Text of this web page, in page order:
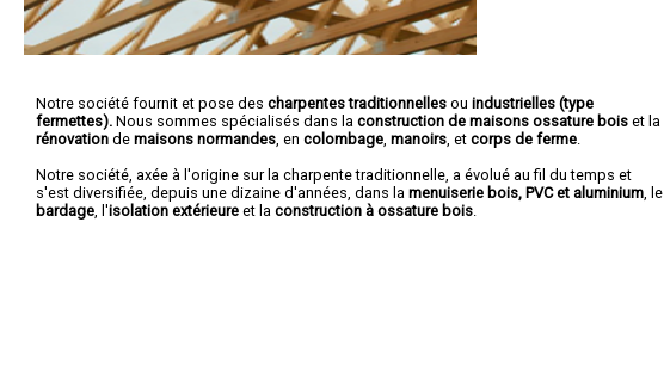
Notre société fournit et pose des charpentes traditionnelles ou industrielles (type
fermettes). Nous sommes spécialisés dans la construction de maisons ossature bois et la
rénovation de maisons normandes, en colombage, manoirs, et corps de ferme.
Notre société, axée à l'origine sur la charpente traditionnelle, a évolué au fil du temps et
s'est diversifiée, depuis une dizaine d'années, dans la menuiserie bois, PVC et aluminium, le
bardage, l'isolation extérieure et la construction à ossature bois.